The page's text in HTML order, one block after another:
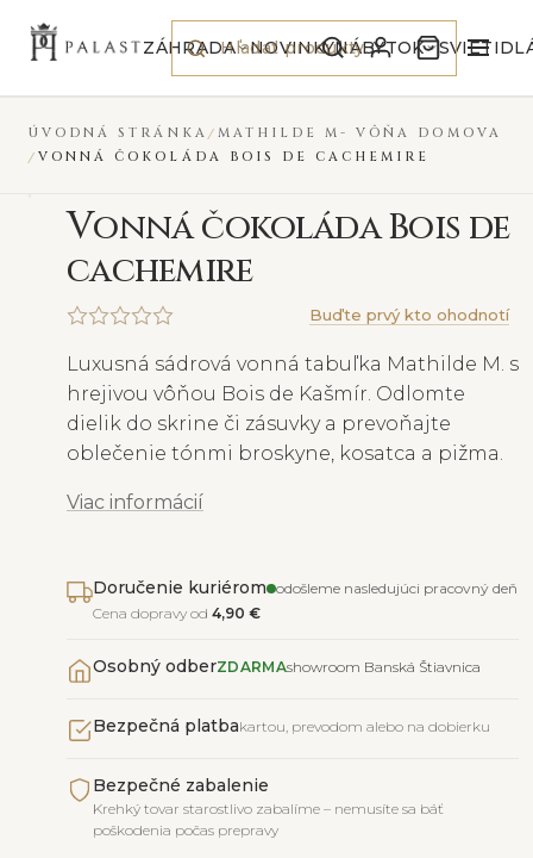
Preskočiť na obsah
ZÁHRADA NOVINKYNÁBYTOK
ÚVODNÁ STRÁNKA
MATHILDE M- VÔŇA DOMOVA
VONNÁ ČOKOLÁDA BOIS DE CACHEMIRE
Vonná čokoláda Bois de
cachemire
Buďte prvý kto ohodnotí
Luxusná sádrová vonná tabuľka Mathilde M. s
hrejivou vôňou Bois de Kašmír. Odlomte
dielik do skrine či zásuvky a prevoňajte
oblečenie tónmi broskyne, kosatca a pižma.
Viac informácií
Doručenie kuriérom odošleme nasledujúci pracovný deň
Cena dopravy od 4,90 €
Osobný odberZDARMAshowroom Banská Štiavnica
Bezpečná platbakartou, prevodom alebo na dobierku
Bezpečné zabalenie
Krehký tovar starostlivo zabalíme – nemusíte sa báť
poškodenia počas prepravy
NOVINKA
NOVINKA
VYPREDANÉ